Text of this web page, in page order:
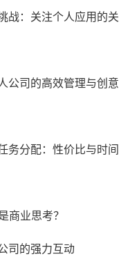
战：关注个人应用的关
公司的高效管理与创意
务分配：性价比与时间
商业思考？
司的强力互动